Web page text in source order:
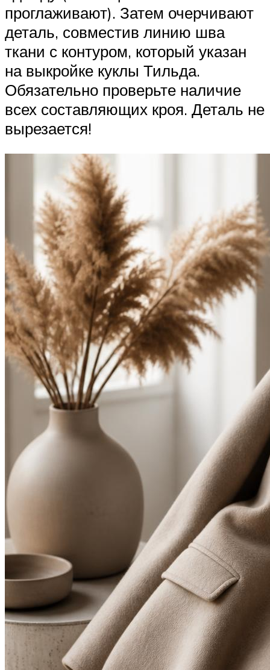
проглаживают). Затем очерчивают
деталь, совместив линию шва
ткани с контуром, который указан
на выкройке куклы Тильда.
Обязательно проверьте наличие
всех составляющих кроя. Деталь не
вырезается!